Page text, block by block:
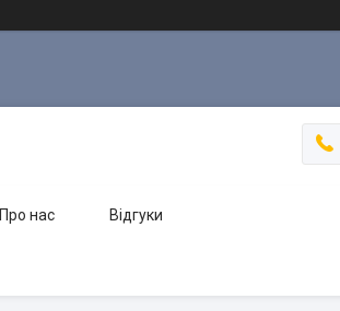
Про нас Відгуки